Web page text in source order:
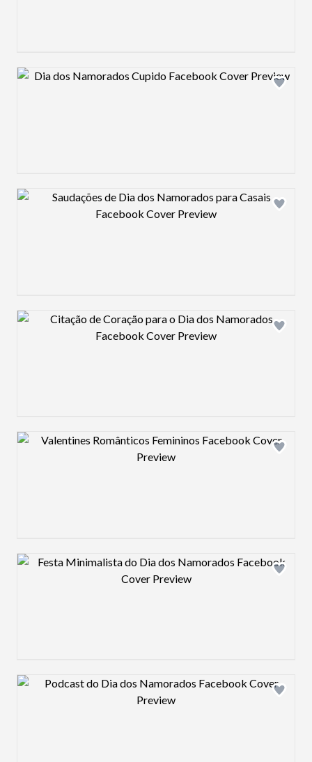
Design preview image
Design preview image
Design preview image
Design preview image
Design preview image
Design preview image